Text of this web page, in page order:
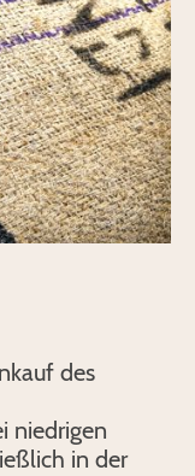
des
niedrigen
in der